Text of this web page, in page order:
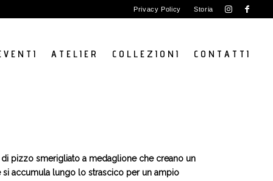
Privacy Policy Storia
V E N T I A T E L I E R C O L L E Z I O N I C O N T A T T I
pizzo smerigliato a medaglione che creano un
accumula lungo lo strascico per un ampio